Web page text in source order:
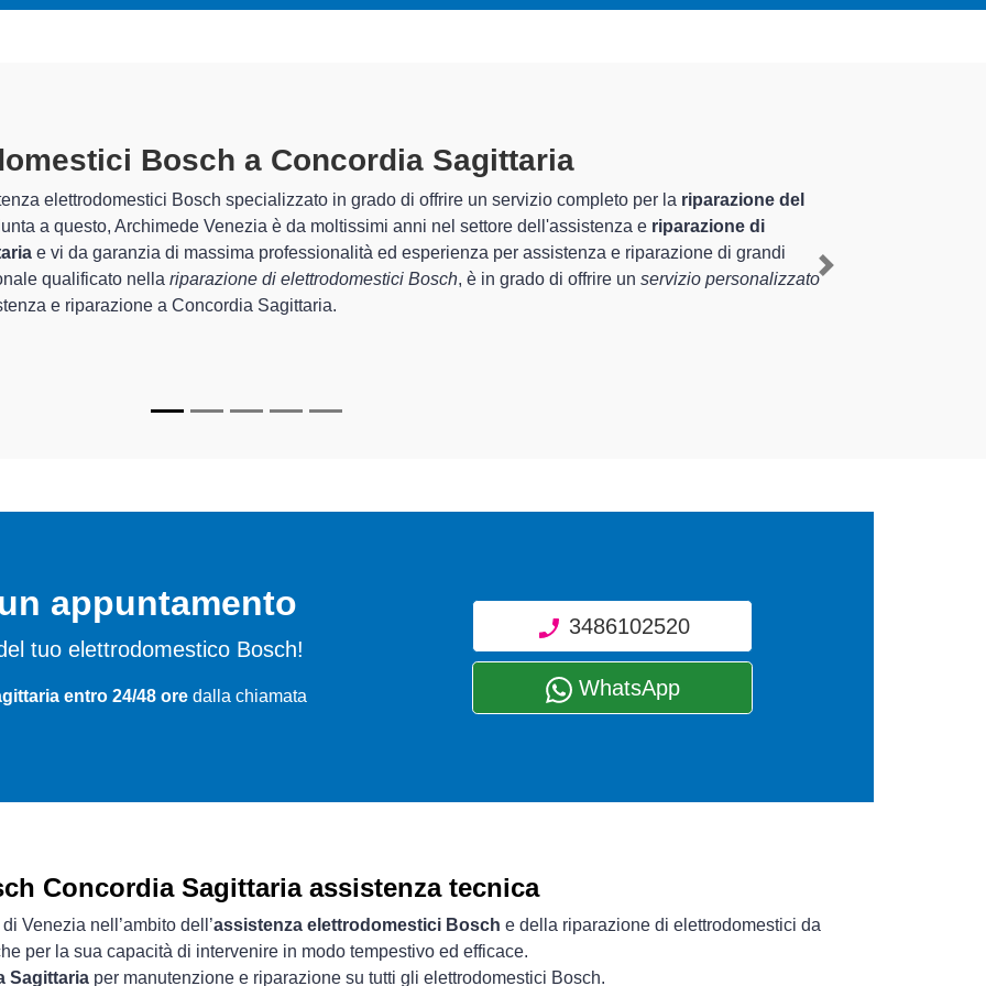
Bosch A Concordia Sagittariaspecializzati
sono in grado di garantire al cliente esperienza pluriennale nel territorio di Concordia Sagittaria e
e lariparazione del tuo elettrodomestico Bosch a Concordia Sagittaria, mediante il
degli apparecchi.
di Archimede Venezia sono in grado di fornire interventi di diverse tipologie sugli elettrodomestici da
Next
appuntamento
tuo elettrodomestico Bosch!
entro 24/48 ore dalla chiamata
3486102520
WhatsApp
Concordia Sagittaria assistenza tecnica
Venezia nell’ambito dell’assistenza elettrodomestici Bosch e della riparazione di elettrodomestici da
per la sua capacità di intervenire in modo tempestivo ed efficace.
Sagittaria per manutenzione e riparazione su tutti gli elettrodomestici Bosch.